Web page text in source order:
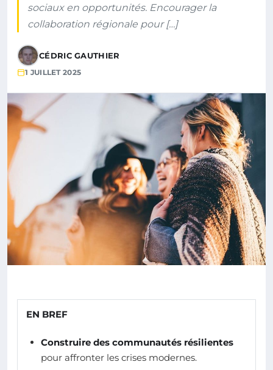
sociaux en opportunités. Encourager la
collaboration régionale pour […]
CÉDRIC GAUTHIER
1 JUILLET 2025
EN BREF
Construire des communautés résilientes
pour affronter les crises modernes.